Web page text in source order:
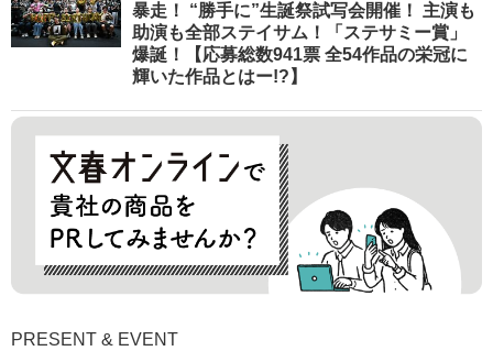
暴走！ “勝手に”生誕祭試写会開催！ 主演も
助演も全部ステイサム！「ステサミー賞」
爆誕！【応募総数941票 全54作品の栄冠に
輝いた作品とはー!?】
PRESENT & EVENT